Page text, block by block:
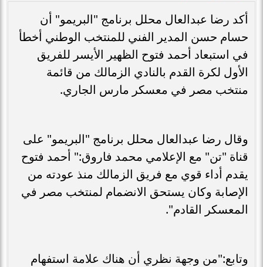
أكد رضا عبدالعال محلل برنامج "البريمو" أن
حسام حسن المدير الفني للمنتخب الوطني أخطأ
في استبعاد أحمد فتوح الظهير الأيسر للفريق
الأول لكرة القدم بالنادي الزمالك من قائمة
منتخب مصر في معسكر مارس الجاري.
وقال رضا عبدالعال محلل برنامج "البريمو" على
قناة "تن" مع الإعلامي محمد فاروق:" أحمد فتوح
يقدم أداء قوي مع فريق الزمالك منذ عودته من
الإصابة وكان يستحق الانضمام لمنتخب مصر في
المعسكر القادم".
وتابع:"من وجهة نظري أن هناك علامة استفهام